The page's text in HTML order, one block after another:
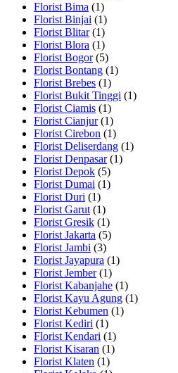
Florist Bima (1)
Florist Binjai (1)
Florist Blitar(1)
Florist Blora (1)
Florist Bogor(5)
Florist Bontang (1)
Florist Brebes (1)
Florist Bukit Tinggi (1)
Florist Ciamis (1)
Florist Cianjur(1)
Florist Cirebon (1)
Florist Deliserdang (1)
Florist Denpasar(1)
Florist Depok (5)
Florist Dumai (1)
Florist Duri (1)
Florist Garut (1)
Florist Gresik (1)
Florist Jakarta (5)
Florist Jambi (3)
Florist Jayapura (1)
Florist Jember(1)
Florist Kabanjahe (1)
Florist Kayu Agung (1)
Florist Kebumen (1)
Florist Kediri (1)
Florist Kendari (1)
Florist Kisaran (1)
Florist Klaten (1)